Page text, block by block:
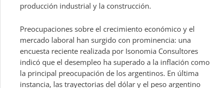
producción industrial y la construcción.
Preocupaciones sobre el crecimiento económico y el
mercado laboral han surgido con prominencia: una
encuesta reciente realizada por Isonomia Consultores
indicó que el desempleo ha superado a la inflación como
la principal preocupación de los argentinos. En última
instancia, las trayectorias del dólar y el peso argentino